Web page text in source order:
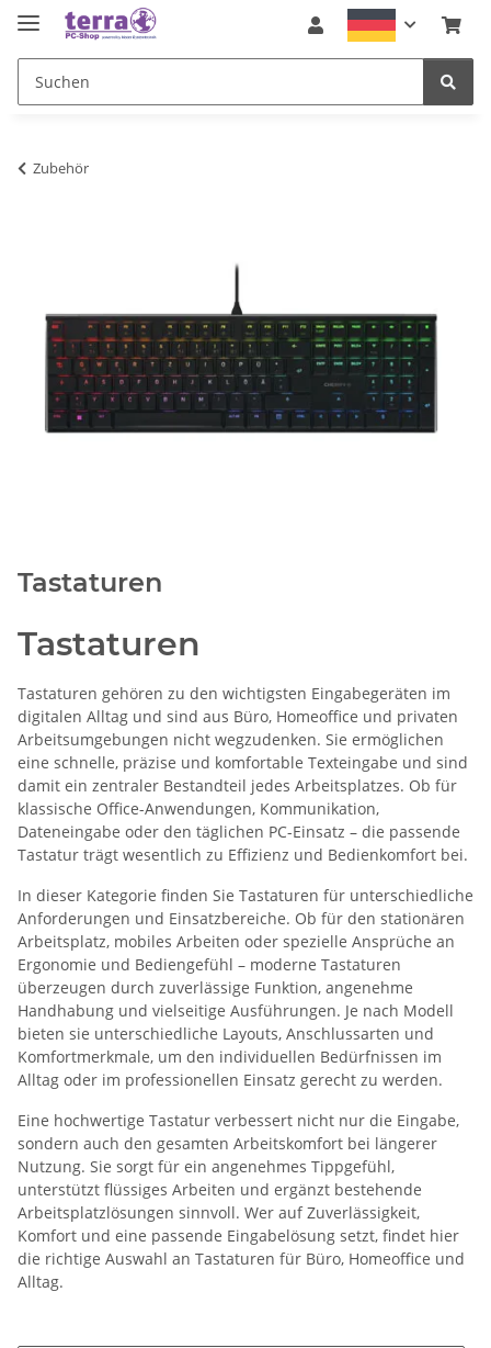
Zubehör
Tastaturen
Tastaturen
Tastaturen gehören zu den wichtigsten Eingabegeräten im
digitalen Alltag und sind aus Büro, Homeoffice und privaten
Arbeitsumgebungen nicht wegzudenken. Sie ermöglichen
eine schnelle, präzise und komfortable Texteingabe und sind
damit ein zentraler Bestandteil jedes Arbeitsplatzes. Ob für
klassische Office-Anwendungen, Kommunikation,
Dateneingabe oder den täglichen PC-Einsatz – die passende
Tastatur trägt wesentlich zu Effizienz und Bedienkomfort bei.
In dieser Kategorie finden Sie Tastaturen für unterschiedliche
Anforderungen und Einsatzbereiche. Ob für den stationären
Arbeitsplatz, mobiles Arbeiten oder spezielle Ansprüche an
Ergonomie und Bediengefühl – moderne Tastaturen
überzeugen durch zuverlässige Funktion, angenehme
Handhabung und vielseitige Ausführungen. Je nach Modell
bieten sie unterschiedliche Layouts, Anschlussarten und
Komfortmerkmale, um den individuellen Bedürfnissen im
Alltag oder im professionellen Einsatz gerecht zu werden.
Eine hochwertige Tastatur verbessert nicht nur die Eingabe,
sondern auch den gesamten Arbeitskomfort bei längerer
Nutzung. Sie sorgt für ein angenehmes Tippgefühl,
unterstützt flüssiges Arbeiten und ergänzt bestehende
Arbeitsplatzlösungen sinnvoll. Wer auf Zuverlässigkeit,
Komfort und eine passende Eingabelösung setzt, findet hier
die richtige Auswahl an Tastaturen für Büro, Homeoffice und
Alltag.